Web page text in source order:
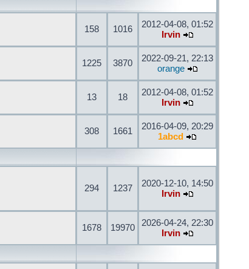
158 1016
2012-04-08, 01:52
Irvin
1225 3870
2022-09-21, 22:13
orange
13 18
2012-04-08, 01:52
Irvin
308 1661
2016-04-09, 20:29
1abcd
294 1237
2020-12-10, 14:50
Irvin
1678 19970
2026-04-24, 22:30
Irvin